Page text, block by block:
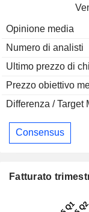
Opinione media
Numero di analisti
Ultimo prezzo di
Prezzo obiettivo
Differenza / Target
Consensus
Fatturato